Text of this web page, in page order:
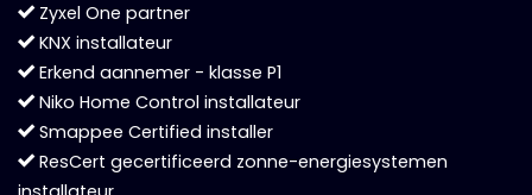
Zyxel One partner
KNX installateur
Erkend aannemer - klasse P1
Niko Home Control installateur
Smappee Certified installer
ResCert gecertificeerd zonne-energiesystemen